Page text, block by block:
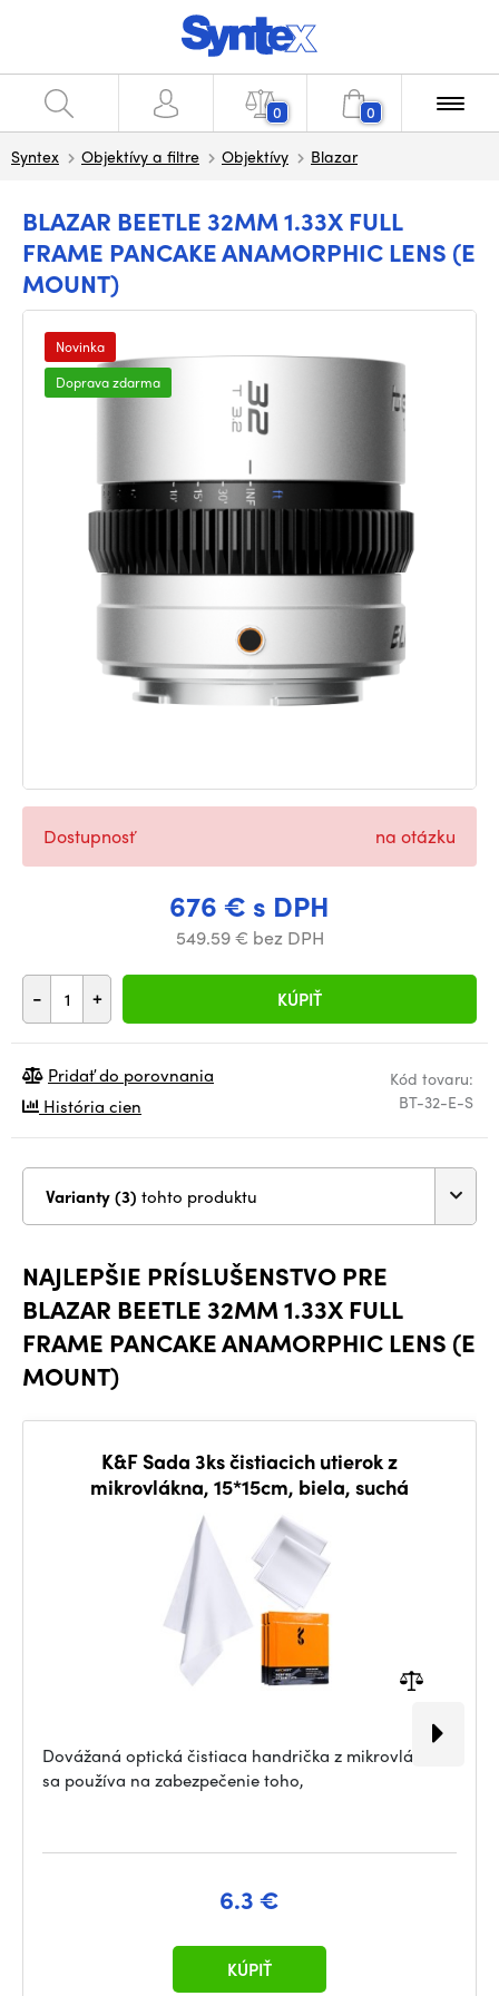
0 0
Syntex Objektívy a filtre Objektívy Blazar
BLAZAR BEETLE 32MM 1.33X FULL
FRAME PANCAKE ANAMORPHIC LENS (E
MOUNT)
Novinka
Doprava zdarma
676 € s DPH
549.59 € bez DPH
- + KÚPIŤ
Dostupnosť na otázku
Kód tovaru:
BT-32-E-S
Pridať do porovnania
História cien
Varianty (3) tohto produktu
NAJLEPŠIE PRÍSLUŠENSTVO PRE
BLAZAR BEETLE 32MM 1.33X FULL
FRAME PANCAKE ANAMORPHIC LENS (E
MOUNT)
K&F Sada 3ks čistiacich utierok z
mikrovlákna, 15*15cm, biela, suchá
Dovážaná optická čistiaca handrička z mikrovlákna
sa používa na zabezpečenie toho,
6.3 €
KÚPIŤ